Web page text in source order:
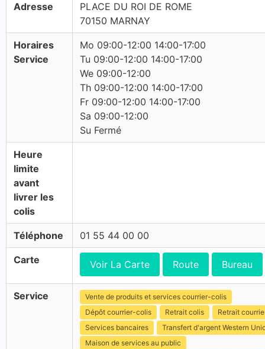
Adresse
PLACE DU ROI DE ROME
70150 MARNAY
Horaires
Service
Mo 09:00-12:00 14:00-17:00
Tu 09:00-12:00 14:00-17:00
We 09:00-12:00
Th 09:00-12:00 14:00-17:00
Fr 09:00-12:00 14:00-17:00
Sa 09:00-12:00
Su Fermé
Heure
limite
avant
livrer les
colis
Téléphone 01 55 44 00 00
Carte Voir La Carte Route Bureau
Service
Vente de produits et services courrier-colis
Dépôt courrier-colis
Retrait colis
Retrait
Services bancaires
Transfert d'argent Western
Maison de services au public